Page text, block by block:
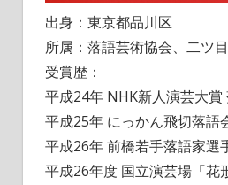
出身：東京都品川区
所属：落語芸術協会、二ツ目
受賞歴：
平成24年 NHK新人演芸大賞
平成25年 にっかん飛切落語
平成26年 前橋若手落語家選
平成26年度 国立演芸場「花